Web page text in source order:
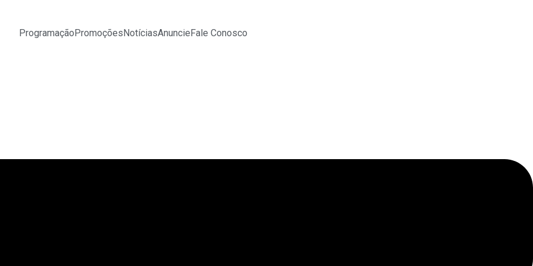
ProgramaçãoPromoçõesNotíciasAnuncieFale Conosco